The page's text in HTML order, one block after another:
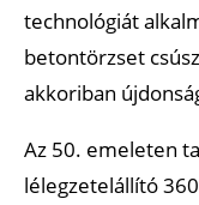
technológiát
betontörzset
akkoriban
Az 50. emeleten
lélegzetelállító